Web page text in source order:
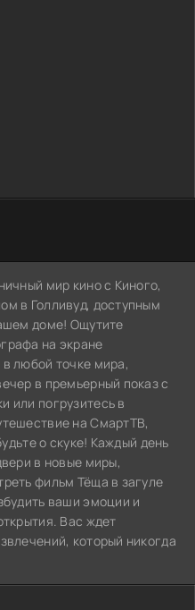
мир кино с Киного,
в Голливуд, доступным
доме! Ощутите
на экране
любой точке мира,
в премьерный показ с
или погрузитесь в
на СмартТВ,
о скуке! Каждый день
в новые миры,
фильм Тёща в загуле
ваши эмоции и
Вас ждет
который никогда